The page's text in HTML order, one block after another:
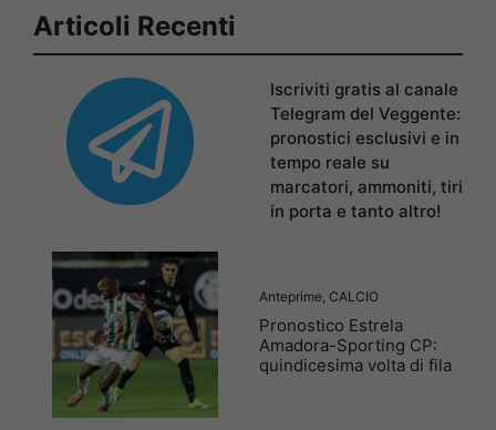
Articoli Recenti
Iscriviti gratis al canale
Telegram del Veggente:
pronostici esclusivi e in
tempo reale su
marcatori, ammoniti, tiri
in porta e tanto altro!
Anteprime, CALCIO
Pronostico Estrela
Amadora-Sporting CP:
quindicesima volta di fila